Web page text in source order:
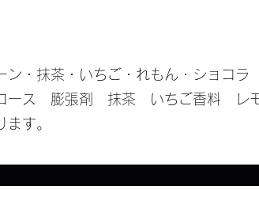
ン・抹茶・いちご・れもん・ショコ
ース 膨張剤 抹茶 いちご香料 レ
す。